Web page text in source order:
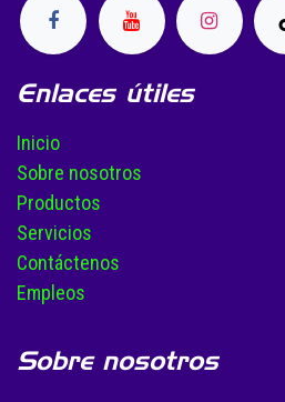
Enlaces útiles
Inicio
Sobre nosotros
Productos
Servicios
Contáctenos
Empleos
Sobre nosotros